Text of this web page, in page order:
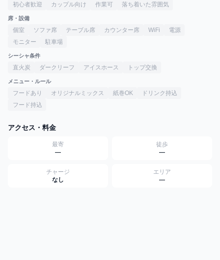
初心者歓迎 カップル向け 作業可 落ち着いた雰囲気
席・設備
個室 ソファ席 テーブル席 カウンター席 WiFi
電源
モニター
駐車場
シーシャ条件
直火炭 ダークリーフ アイスホース トップ交換
メニュー・ルール
フードあり オリジナルミックス 紙巻OK
ドリンク持込
フード持込
アクセス・料金
最寄
—
徒歩
—
チャージ
なし
エリア
—